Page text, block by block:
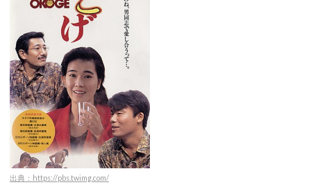
出典：https://pbs.twimg.com/